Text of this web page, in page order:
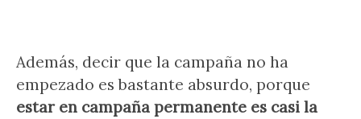
Además, decir que la campaña no ha
empezado es bastante absurdo, porque
estar en campaña permanente es casi la